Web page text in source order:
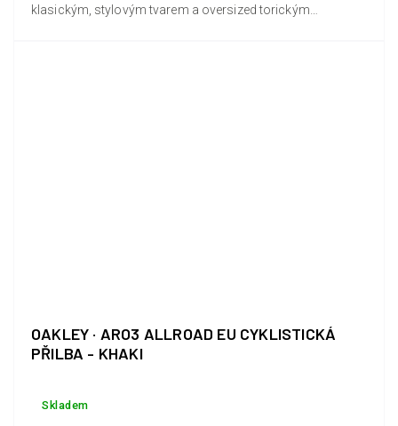
klasickým, stylovým tvarem a oversized torickým
OAKLEY · ARO3 ALLROAD EU CYKLISTICKÁ
PŘILBA - KHAKI
Skladem